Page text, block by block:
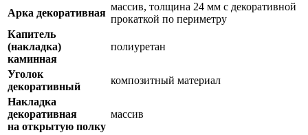
Арка декоративная
массив, толщина 24 мм с декоративной
прокаткой по периметру
Капитель
(накладка)
каминная
полиуретан
Уголок
декоративный
композитный материал
Накладка
декоративная
на открытую полку
массив